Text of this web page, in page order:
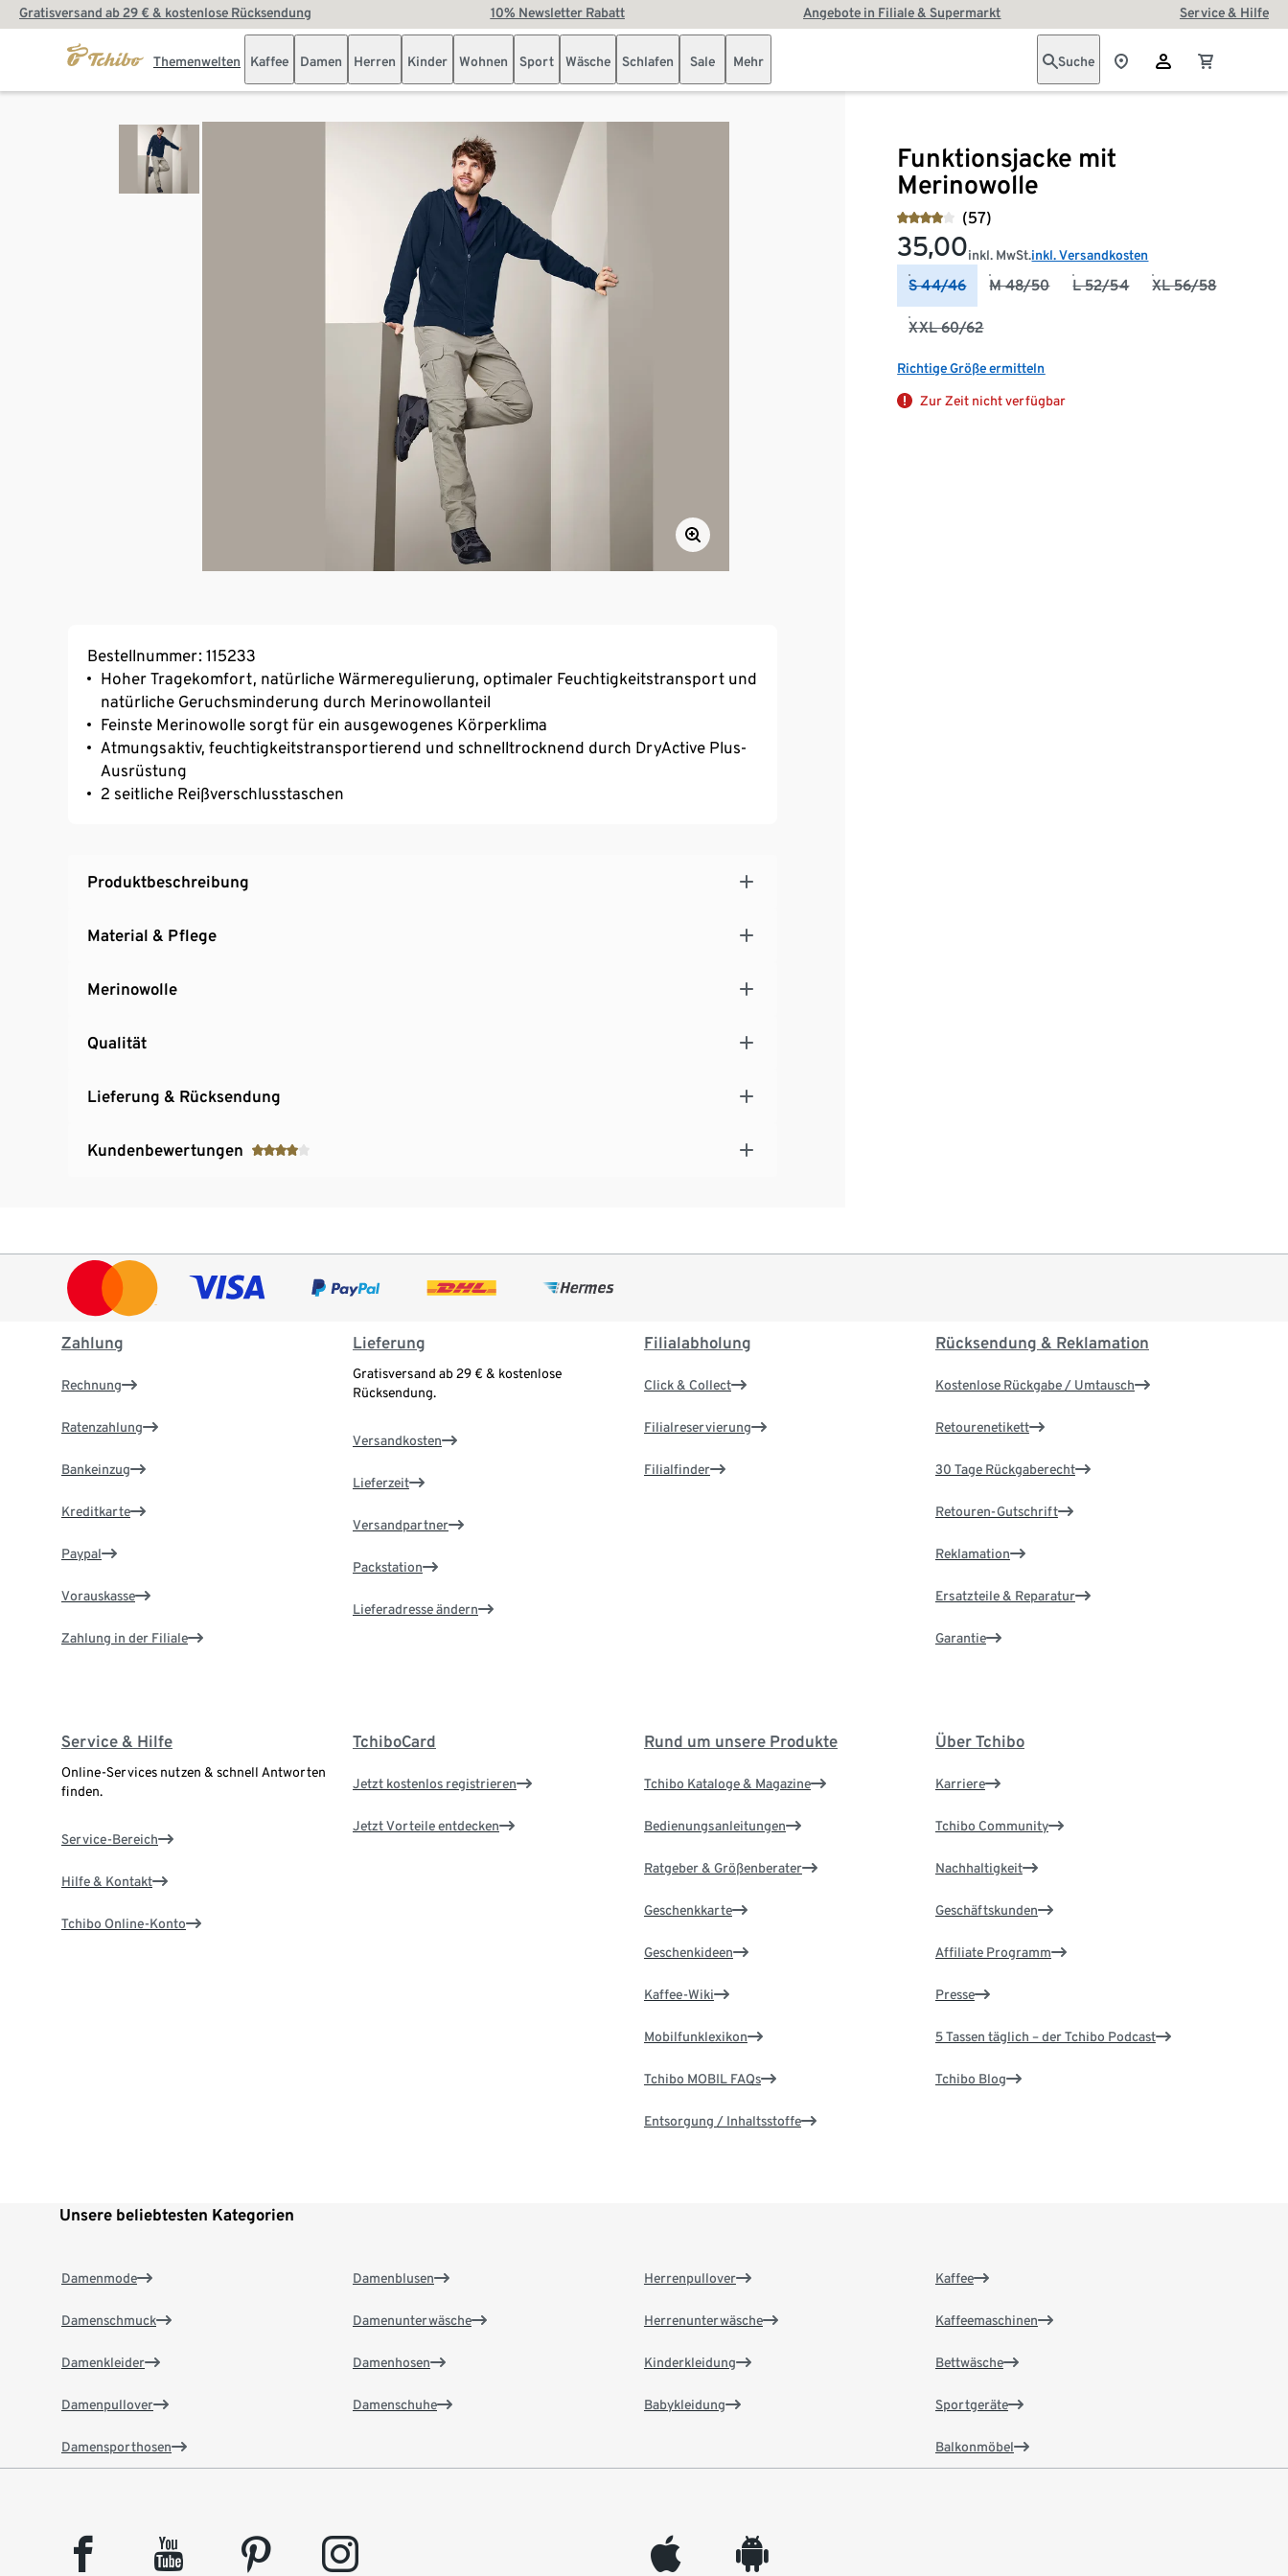
Gratisversand ab 29 € & kostenlose Rücksendung 10% Newsletter Rabatt Angebote in Filiale & Supermarkt Service & Hilfe
Themenwelten Kaffee Damen Herren Kinder Wohnen Sport Wäsche Schlafen Sale Mehr Suche
Funktionsjacke mit
Merinowolle
(57)
35,00inkl. MwSt.inkl. Versandkosten
S 44/46 M 48/50 L 52/54 XL 56/58
XXL 60/62
Richtige Größe ermitteln
Zur Zeit nicht verfügbar
Bestellnummer: 115233
Hoher Tragekomfort, natürliche Wärmeregulierung, optimaler Feuchtigkeitstransport und
natürliche Geruchsminderung durch Merinowollanteil
Feinste Merinowolle sorgt für ein ausgewogenes Körperklima
Atmungsaktiv, feuchtigkeitstransportierend und schnelltrocknend durch DryActive Plus-
Ausrüstung
2 seitliche Reißverschlusstaschen
Produktbeschreibung
Material & Pflege
Merinowolle
Qualität
Lieferung & Rücksendung
Kundenbewertungen
Zahlung
Rechnung
Ratenzahlung
Bankeinzug
Kreditkarte
Paypal
Vorauskasse
Zahlung in der Filiale
Lieferung
Gratisversand ab 29 € & kostenlose
Rücksendung.
Versandkosten
Lieferzeit
Versandpartner
Packstation
Lieferadresse ändern
Filialabholung
Click & Collect
Filialreservierung
Filialfinder
Rücksendung & Reklamation
Kostenlose Rückgabe / Umtausch
Retourenetikett
30 Tage Rückgaberecht
Retouren-Gutschrift
Reklamation
Ersatzteile & Reparatur
Garantie
Service & Hilfe
Online-Services nutzen & schnell Antworten
finden.
Service-Bereich
Hilfe & Kontakt
Tchibo Online-Konto
TchiboCard
Jetzt kostenlos registrieren
Jetzt Vorteile entdecken
Rund um unsere Produkte
Tchibo Kataloge & Magazine
Bedienungsanleitungen
Ratgeber & Größenberater
Geschenkkarte
Geschenkideen
Kaffee-Wiki
Mobilfunklexikon
Tchibo MOBIL FAQs
Entsorgung / Inhaltsstoffe
Über Tchibo
Karriere
Tchibo Community
Nachhaltigkeit
Geschäftskunden
Affiliate Programm
Presse
5 Tassen täglich – der Tchibo Podcast
Tchibo Blog
Unsere beliebtesten Kategorien
Damenmode
Damenschmuck
Damenkleider
Damenpullover
Damensporthosen
Damenblusen
Damenunterwäsche
Damenhosen
Damenschuhe
Herrenpullover
Herrenunterwäsche
Kinderkleidung
Babykleidung
Kaffee
Kaffeemaschinen
Bettwäsche
Sportgeräte
Balkonmöbel
facebook youtube pinterest instagram appleinc android